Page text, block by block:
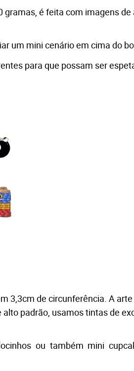
gramas, é feita com imagens
um mini cenário em cima do
para que possam ser
3,3cm de circunferência. A
padrão, usamos tintas de
ou também mini